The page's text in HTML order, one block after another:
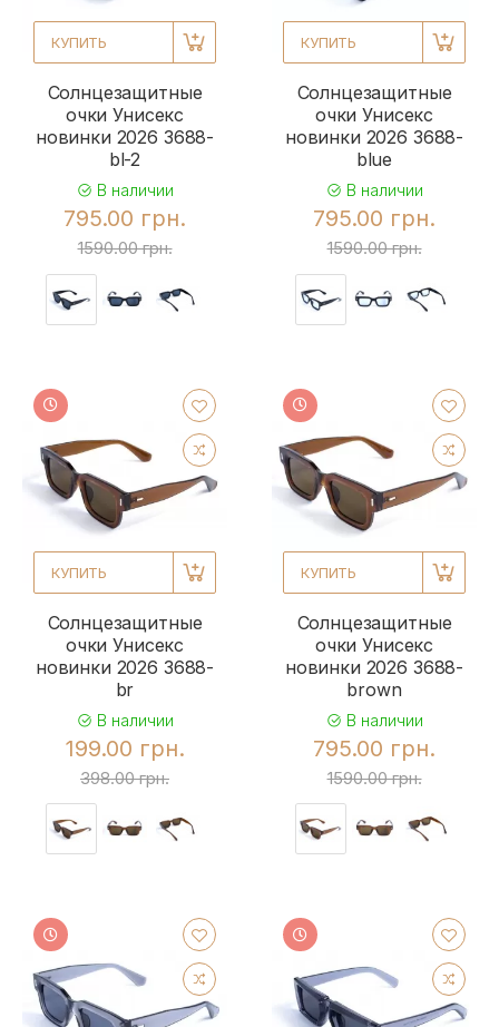
КУПИТЬ
Солнцезащитные
очки Унисекс
новинки 2026 3688-
bl-2
В наличии
795.00 грн.
1590.00 грн.
КУПИТЬ
Солнцезащитные
очки Унисекс
новинки 2026 3688-
blue
В наличии
795.00 грн.
1590.00 грн.
КУПИТЬ
Солнцезащитные
очки Унисекс
новинки 2026 3688-
br
В наличии
199.00 грн.
398.00 грн.
КУПИТЬ
Солнцезащитные
очки Унисекс
новинки 2026 3688-
brown
В наличии
795.00 грн.
1590.00 грн.